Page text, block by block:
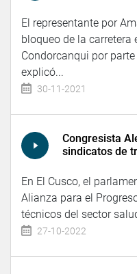
El representante por
bloqueo de la carretera
Condorcanqui por
explicó...
30-11-2021
Congresista
sindicatos de
En El Cusco, el
Alianza para el
técnicos del sector
27-10-2022